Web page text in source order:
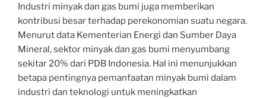
Industri minyak dan gas bumi juga memberikan
kontribusi besar terhadap perekonomian suatu negara.
Menurut data Kementerian Energi dan Sumber Daya
Mineral, sektor minyak dan gas bumi menyumbang
sekitar 20% dari PDB Indonesia. Hal ini menunjukkan
betapa pentingnya pemanfaatan minyak bumi dalam
industri dan teknologi untuk meningkatkan